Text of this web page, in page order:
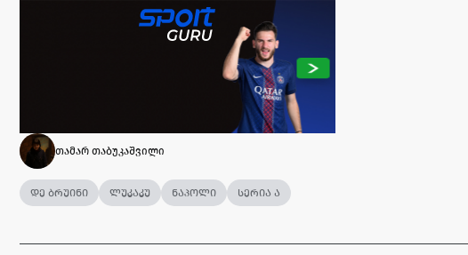
თამარ თაბუკაშვილი
დე ბრუინი ლუკაკუ ნაპოლი სერია ა